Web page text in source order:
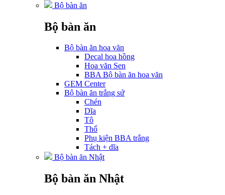
Bộ bàn ăn
Bộ bàn ăn
Bộ bàn ăn hoa văn
Decal hoa hồng
Hoa văn Sen
BBA Bộ bàn ăn hoa văn
GEM Center
Bộ bàn ăn trắng sứ
Chén
Dĩa
Tô
Thố
Phụ kiện BBA trắng
Tách + dĩa
Bộ bàn ăn Nhật
Bộ bàn ăn Nhật